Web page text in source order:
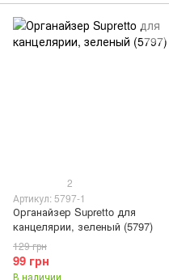
2
Артикул: 5797-1
Органайзер Supretto для
канцелярии, зеленый (5797)
99 грн
129 грн
В наличии